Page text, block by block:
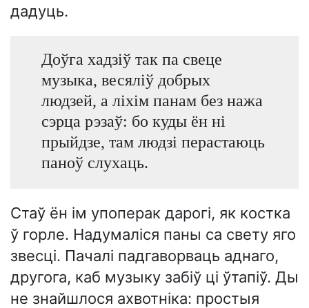
дадуць.
Доўга хадзіў так па свеце
музыка, весяліў добрых
людзей, а ліхім панам без нажа
сэрца рэзаў: бо куды ён ні
прыйдзе, там людзі перастаюць
паноў слухаць.
Стаў ён ім упоперак дарогі, як костка
ў горле. Надумаліся паны са свету яго
звесці. Пачалі падгаворваць аднаго,
другога, каб музыку забіў ці ўтапіў. Ды
не знайшлося ахвотніка: простыя